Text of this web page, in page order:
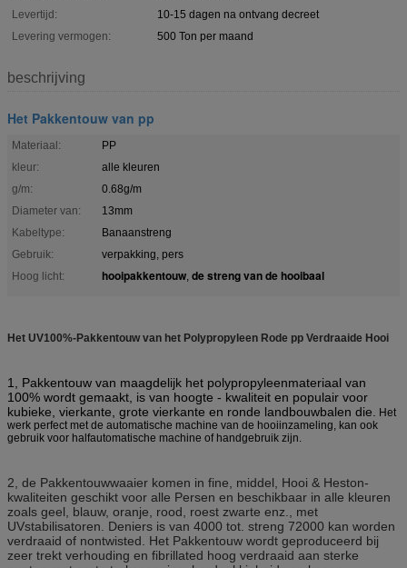
Levertijd:
10-15 dagen na ontvang decreet
Levering vermogen:
500 Ton per maand
beschrijving
Het Pakkentouw van pp
Materiaal:
PP
kleur:
alle kleuren
g/m:
0.68g/m
Diameter van:
13mm
Kabeltype:
Banaanstreng
Gebruik:
verpakking, pers
Hoog licht:
hooipakkentouw, de streng van de hooibaal
Het UV100%-Pakkentouw van het Polypropyleen Rode pp Verdraaide Hooi
1, Pakkentouw van maagdelijk het polypropyleenmateriaal van
100% wordt gemaakt, is van hoogte - kwaliteit en populair voor
kubieke, vierkante, grote vierkante en ronde landbouwbalen die.
Het
werk perfect met de automatische machine van de hooiinzameling, kan ook
gebruik voor halfautomatische machine of handgebruik zijn.
2, de Pakkentouwwaaier komen in fine, middel, Hooi & Heston-
kwaliteiten geschikt voor alle Persen en beschikbaar in alle kleuren
zoals geel, blauw, oranje, rood, roest zwarte enz., met
UVstabilisatoren. Deniers is van 4000 tot. streng 72000 kan worden
verdraaid of nontwisted. Het Pakkentouw wordt geproduceerd bij
zeer trekt verhouding en fibrillated hoog verdraaid aan sterke